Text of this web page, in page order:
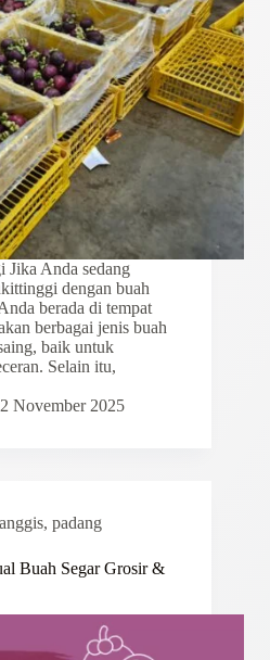
Anda sedang
dengan buah
berada di tempat
berbagai jenis buah
baik untuk
Selain itu,
2 November 2025
, padang
Buah Segar Grosir &